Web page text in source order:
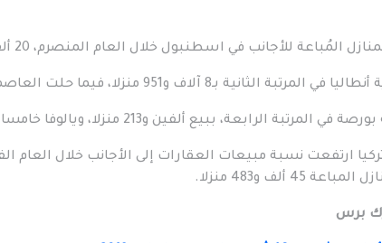
المُباعة للأجانب في اسطنبول خلال العام المنصرم، 20 ألف و857 منزلا.
بـ8 آلاف و951 منزلا، فيما حلت العاصمة أنقرة في المرتبة الثالثة بألفين و539 منزلا.
الرابعة، ببيع ألفين و213 منزلا، ويالوفا خامسا بألف و696 منزلا.
45 ألف و483 منزلا.
برس